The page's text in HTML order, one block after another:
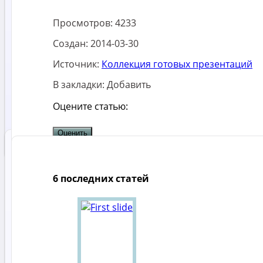
Просмотров: 4233
Создан: 2014-03-30
Источник: Коллекция готовых презентаций
В закладки: Добавить
Оцените статью:
6 последних статей